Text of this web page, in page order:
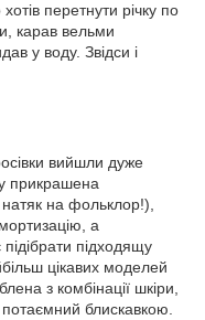
перетнути річку по
карав вельми
у воду. Звідси і
вийшли дуже
прикрашена
натяк на фольклор!),
а
підібрати підходящу
цікавих моделей
з комбінації шкіри,
блискавкою.